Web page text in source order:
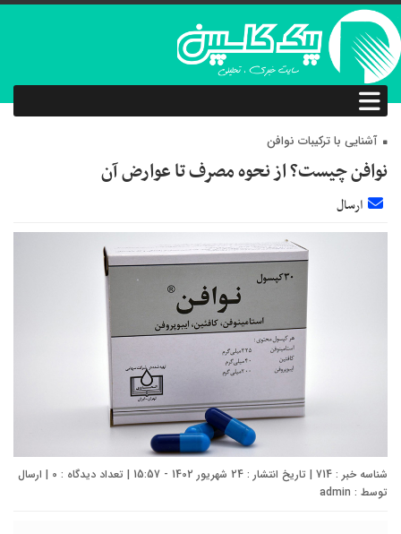
آشنایی با ترکیبات نوافن
نوافن چیست؟ از نحوه مصرف تا عوارض آن
ارسال
شناسه خبر : 714 | تاریخ انتشار : 24 شهریور 1402 - 15:57 | تعداد دیدگاه : 0 | ارسال
توسط : admin